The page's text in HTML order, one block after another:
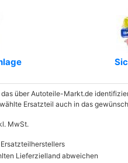
über Autoteile-Markt.de
Ersatzteil auch in das
MwSt.
Lieferzielland abweichen